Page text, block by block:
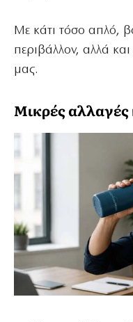
Με κάτι τόσο απλό,
περιβάλλον, αλλά
μας.
Μικρές αλλαγές